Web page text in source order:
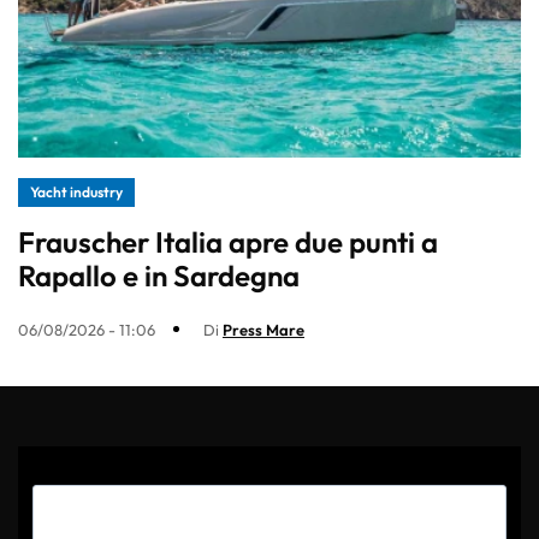
Yacht industry
Frauscher Italia apre due punti a
Rapallo e in Sardegna
06/08/2026 - 11:06 Di Press Mare